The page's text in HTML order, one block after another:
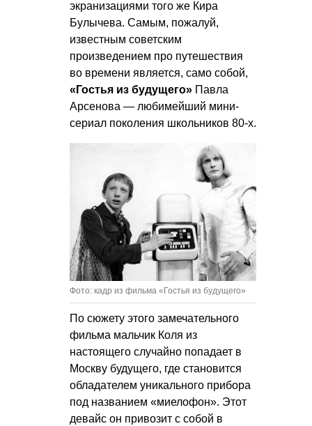
экранизациями того же Кира
Булычева. Самым, пожалуй,
известным советским
произведением про путешествия
во времени является, само собой,
«Гостья из будущего» Павла
Арсенова — любимейший мини-
сериал поколения школьников 80-х.
Фото: кадр из фильма «Гостья из будущего»
По сюжету этого замечательного
фильма мальчик Коля из
настоящего случайно попадает в
Москву будущего, где становится
обладателем уникального прибора
под названием «миелофон». Этот
девайс он привозит с собой в